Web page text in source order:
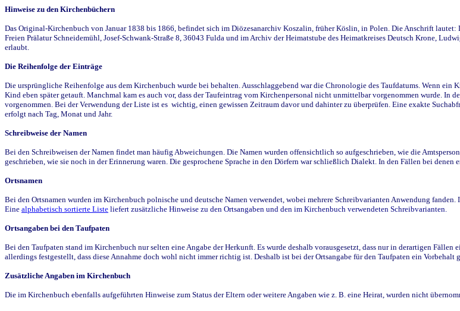
Hinweise zu den Kirchenbüchern
Das Original-Kirchenbuch von Januar 1838 bis 1866, befindet sich im Diözesanarchiv Koszalin, früher Köslin, in Polen. Die Anschrift
Freien Prälatur Schneidemühl, Josef-Schwank-Straße 8, 36043 Fulda und im Archiv der Heimatstube des Heimatkreises Deutsch Krone,
erlaubt.
Die Reihenfolge der Einträge
Die ursprüngliche Reihenfolge aus dem Kirchenbuch wurde bei behalten. Ausschlaggebend war die Chronologie des Taufdatums. Wenn
Kind eben später getauft. Manchmal kam es auch vor, dass der Taufeintrag vom Kirchenpersonal nicht unmittelbar vorgenommen wurde. In
vorgenommen. Bei der Verwendung der Liste ist es wichtig, einen gewissen Zeitraum davor und dahinter zu überprüfen. Eine exakte
erfolgt nach Tag, Monat und Jahr.
Schreibweise der Namen
Bei den Schreibweisen der Namen findet man häufig Abweichungen. Die Namen wurden offensichtlich so aufgeschrieben, wie die
geschrieben, wie sie noch in der Erinnerung waren. Die gesprochene Sprache in den Dörfern war schließlich Dialekt. In den Fällen bei
Ortsnamen
Bei den Ortsnamen wurden im Kirchenbuch polnische und deutsche Namen verwendet, wobei mehrere Schreibvarianten Anwendung
Eine alphabetisch sortierte Liste liefert zusätzliche Hinweise zu den Ortsangaben und den im Kirchenbuch verwendeten Schreibvarianten.
Ortsangaben bei den Taufpaten
Bei den Taufpaten stand im Kirchenbuch nur selten eine Angabe der Herkunft. Es wurde deshalb vorausgesetzt, dass nur in derartigen
allerdings festgestellt, dass diese Annahme doch wohl nicht immer richtig ist. Deshalb ist bei der Ortsangabe für den Taufpaten ein Vorbehalt
Zusätzliche Angaben im Kirchenbuch
Die im Kirchenbuch ebenfalls aufgeführten Hinweise zum Status der Eltern oder weitere Angaben wie z. B. eine Heirat, wurden nicht